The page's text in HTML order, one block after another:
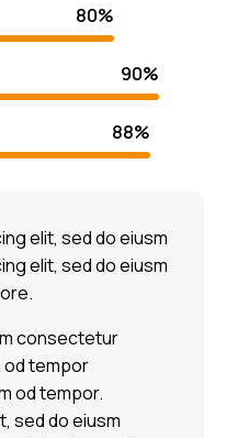
80%
90%
88%
elit, sed do eiusm
elit, sed do eiusm
consectetur
tempor
od tempor.
sed do eiusm